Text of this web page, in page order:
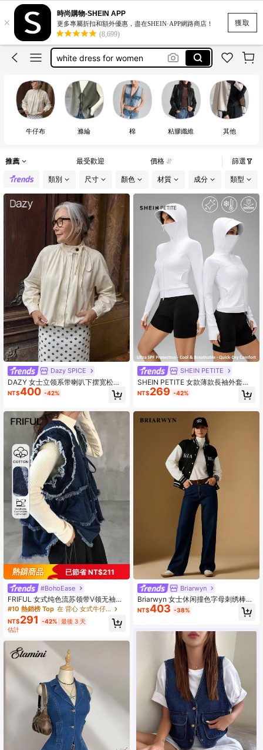
獲取
×
時尚購物-SHEIN APP
更多專屬折扣和額外優惠，盡在SHEIN·APP網路商店！
(8,699)
motf
romwe
women clothing casual
white dress for women
motf
牛仔布 滌綸 棉 粘膠纖維 其他
推薦 最受歡迎 價格 篩選
類別 尺寸 顏色 材質 成分 類型
Dazy SPICE
DAZY 女士立领系带喇叭下摆宽松长
袖休闲牛仔外套，米色
NT$400 -42%
已節省 NT$211
#BohoEase
FRIFUL 女式纯色流苏领带V领无袖荷
叶边下摆休闲牛仔夹克
#10 熱銷榜 Top 在 背心 女式牛仔布
NT$291 -42% 最後 3 天
估計
SHEIN PETITE
SHEIN PETITE 女款薄款長袖外套，
時尚適合夏季與秋冬穿著，適合嬌小
女性
NT$269 -42%
Briarwyn
Briarwyn 女士休闲撞色字母刺绣棒球
夹克，秋冬新年款，复古风格
NT$403 -38%